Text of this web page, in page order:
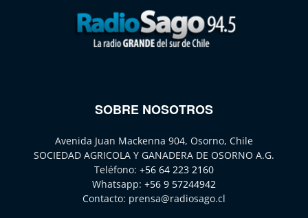
SOBRE NOSOTROS
Avenida Juan Mackenna 904, Osorno, Chile
SOCIEDAD AGRICOLA Y GANADERA DE OSORNO A.G.
Teléfono: +56 64 223 2160
Whatsapp: +56 9 57244942
Contacto: prensa@radiosago.cl